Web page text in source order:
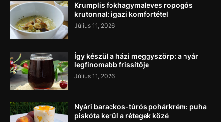
Krumplis fokhagymaleves ropogós
krutonnal: igazi komfortétel
Július 11, 2026
Így készül a házi meggyszörp: a nyár
legfinomabb frissítője
Július 11, 2026
Nyári barackos-túrós pohárkrém: puha
piskóta kerül a rétegek közé